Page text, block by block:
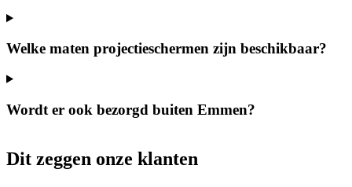
Welke maten projectieschermen zijn beschikbaar?
Wordt er ook bezorgd buiten Emmen?
Dit zeggen onze klanten